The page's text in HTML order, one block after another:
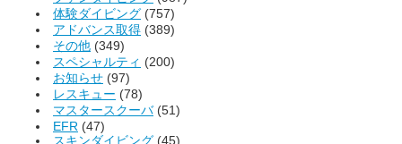
体験ダイビング (757)
アドバンス取得 (389)
その他 (349)
スペシャルティ (200)
お知らせ (97)
レスキュー (78)
マスタースクーバ(51)
EFR (47)
スキンダイビング (45)